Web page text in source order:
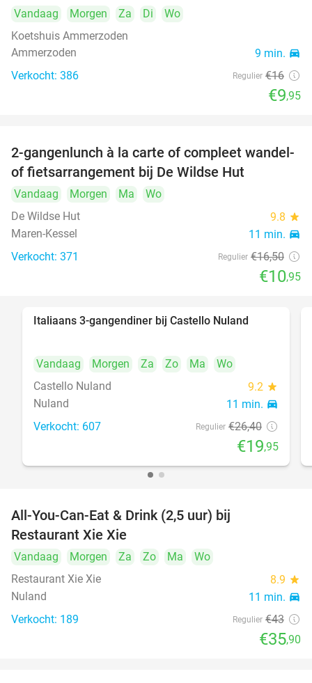
Vandaag Morgen Za Di
Wo
Koetshuis Ammerzoden
Ammerzoden
9 min. directions_car
Verkocht: 386 Regulier €16
€9,95
34%
2-gangenlunch à la carte of compleet wandel-
of fietsarrangement bij De Wildse Hut
Vandaag Morgen Ma
Wo
De Wildse Hut
9.8 star
Maren-Kessel 11 min. directions_car
Verkocht: 371 Regulier €16,50
€10,95
Italiaans 3-gangendiner bij Castello Nuland
Vandaag Morgen Za Zo Ma
Wo
Castello Nuland
9.2 star
Nuland 11 min. directions_car
Verkocht: 607 Regulier €26,40
€19,95
All-You-Can-Eat & Drink (2,5 uur) bij
Restaurant Xie Xie
Vandaag Morgen Za Zo Ma
Wo
Restaurant Xie Xie
8.9 star
Nuland 11 min. directions_car
Verkocht: 189 Regulier €43
€35,90